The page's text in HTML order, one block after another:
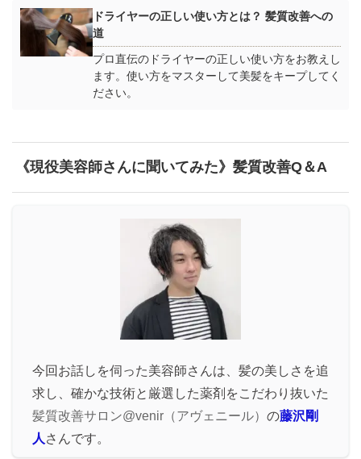
ドライヤーの正しい使い方とは？ 髪質改善への
道
プロ直伝のドライヤーの正しい使い方をお教えし
ます。使い方をマスターして美髪をキープしてく
ださい。
《現役美容師さんに聞いてみた》髪質改善Q＆A
今回お話しを伺った美容師さんは、髪の美しさを追
求し、確かな技術と厳選した薬剤をこだわり抜いた
髪質改善サロン@venir（アヴェニール） の藤沢剛
人 さんです。